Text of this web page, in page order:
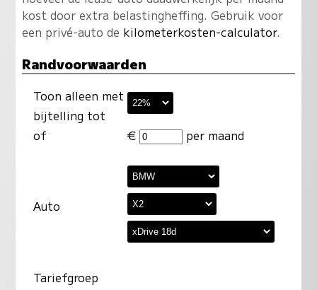
kost door extra belastingheffing. Gebruik voor
een privé-auto de kilometerkosten-calculator.
Randvoorwaarden
Toon alleen met
bijtelling tot
of
€ per maand
Auto
Tariefgroep